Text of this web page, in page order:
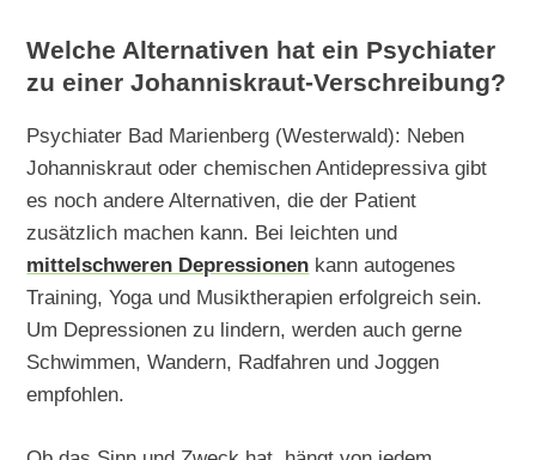
Welche Alternativen hat ein Psychiater
zu einer Johanniskraut-Verschreibung?
Psychiater Bad Marienberg (Westerwald): Neben
Johanniskraut oder chemischen Antidepressiva gibt
es noch andere Alternativen, die der Patient
zusätzlich machen kann. Bei leichten und
mittelschweren Depressionen kann autogenes
Training, Yoga und Musiktherapien erfolgreich sein.
Um Depressionen zu lindern, werden auch gerne
Schwimmen, Wandern, Radfahren und Joggen
empfohlen.